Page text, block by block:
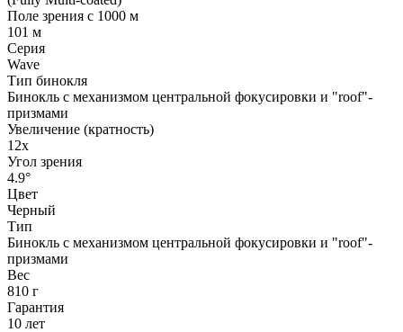
Поле зрения с 1000 м
101 м
Серия
Wave
Тип бинокля
Бинокль с механизмом центральной фокусировки и "roof"-
призмами
Увеличение (кратность)
12х
Угол зрения
4.9°
Цвет
Черный
Тип
Бинокль с механизмом центральной фокусировки и "roof"-
призмами
Вес
810 г
Гарантия
10 лет